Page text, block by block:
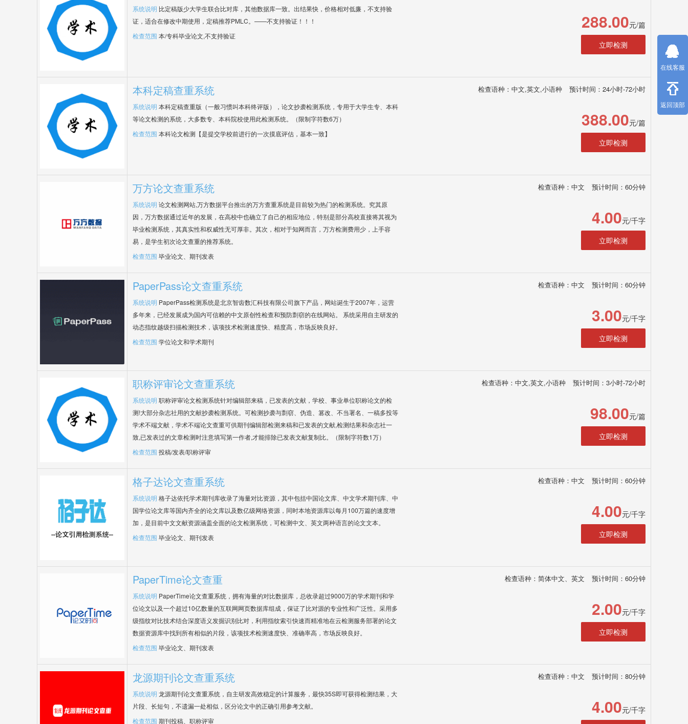
系统说明 比定稿版少大学生联合比对库，其他数据库一致。出结果快，价格相对低廉，不支持验
证，适合在修改中期使用，定稿推荐PMLC。——不支持验证！！！
检查范围 本/专科毕业论文,不支持验证
288.00元/篇
立即检测
本科定稿查重系统 检查语种：中文,英文,小语种 预计时间：24小时-72小时
系统说明 本科定稿查重版（一般习惯叫本科终评版），论文抄袭检测系统，专用于大学生专、本科
等论文检测的系统，大多数专、本科院校使用此检测系统。（限制字符数6万）
检查范围 本科论文检测【是提交学校前进行的一次摸底评估，基本一致】
388.00元/篇
立即检测
万方论文查重系统 检查语种：中文 预计时间：60分钟
系统说明 论文检测网站,万方数据平台推出的万方查重系统是目前较为热门的检测系统。究其原
因，万方数据通过近年的发展，在高校中也确立了自己的相应地位，特别是部分高校直接将其视为
毕业检测系统，其真实性和权威性无可厚非。其次，相对于知网而言，万方检测费用少，上手容
易，是学生初次论文查重的推荐系统。
检查范围 毕业论文、期刊发表
4.00元/千字
立即检测
PaperPass论文查重系统 检查语种：中文 预计时间：60分钟
系统说明 PaperPass检测系统是北京智齿数汇科技有限公司旗下产品，网站诞生于2007年，运营
多年来，已经发展成为国内可信赖的中文原创性检查和预防剽窃的在线网站。 系统采用自主研发的
动态指纹越级扫描检测技术，该项技术检测速度快、精度高，市场反映良好。
检查范围 学位论文和学术期刊
3.00元/千字
立即检测
职称评审论文查重系统 检查语种：中文,英文,小语种 预计时间：3小时-72小时
系统说明 职称评审论文检测系统针对编辑部来稿，已发表的文献，学校、事业单位职称论文的检
测!大部分杂志社用的文献抄袭检测系统。可检测抄袭与剽窃、伪造、篡改、不当署名、一稿多投等
学术不端文献，学术不端论文查重可供期刊编辑部检测来稿和已发表的文献,检测结果和杂志社一
致,已发表过的文章检测时注意填写第一作者,才能排除已发表文献复制比。（限制字符数1万）
检查范围 投稿/发表/职称评审
98.00元/篇
立即检测
格子达论文查重系统 检查语种：中文 预计时间：60分钟
系统说明 格子达依托学术期刊库收录了海量对比资源，其中包括中国论文库、中文学术期刊库、中
国学位论文库等国内齐全的论文库以及数亿级网络资源，同时本地资源库以每月100万篇的速度增
加，是目前中文文献资源涵盖全面的论文检测系统，可检测中文、英文两种语言的论文文本。
检查范围 毕业论文、期刊发表
4.00元/千字
立即检测
PaperTime论文查重 检查语种：简体中文、英文 预计时间：60分钟
系统说明 PaperTime论文查重系统，拥有海量的对比数据库，总收录超过9000万的学术期刊和学
位论文以及一个超过10亿数量的互联网网页数据库组成，保证了比对源的专业性和广泛性。采用多
级指纹对比技术结合深度语义发掘识别比对，利用指纹索引快速而精准地在云检测服务部署的论文
数据资源库中找到所有相似的片段，该项技术检测速度快、准确率高，市场反映良好。
检查范围 毕业论文、期刊发表
2.00元/千字
立即检测
龙源期刊论文查重系统 检查语种：中文 预计时间：80分钟
系统说明 龙源期刊论文查重系统，自主研发高效稳定的计算服务，最快35S即可获得检测结果，大
片段、长短句，不遗漏一处相似，区分论文中的正确引用参考文献。
检查范围 期刊投稿、职称评审
4.00元/千字
在线客服
返回顶部